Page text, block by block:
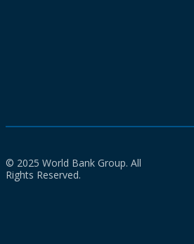
© 2025 World Bank Group. All
Rights Reserved.